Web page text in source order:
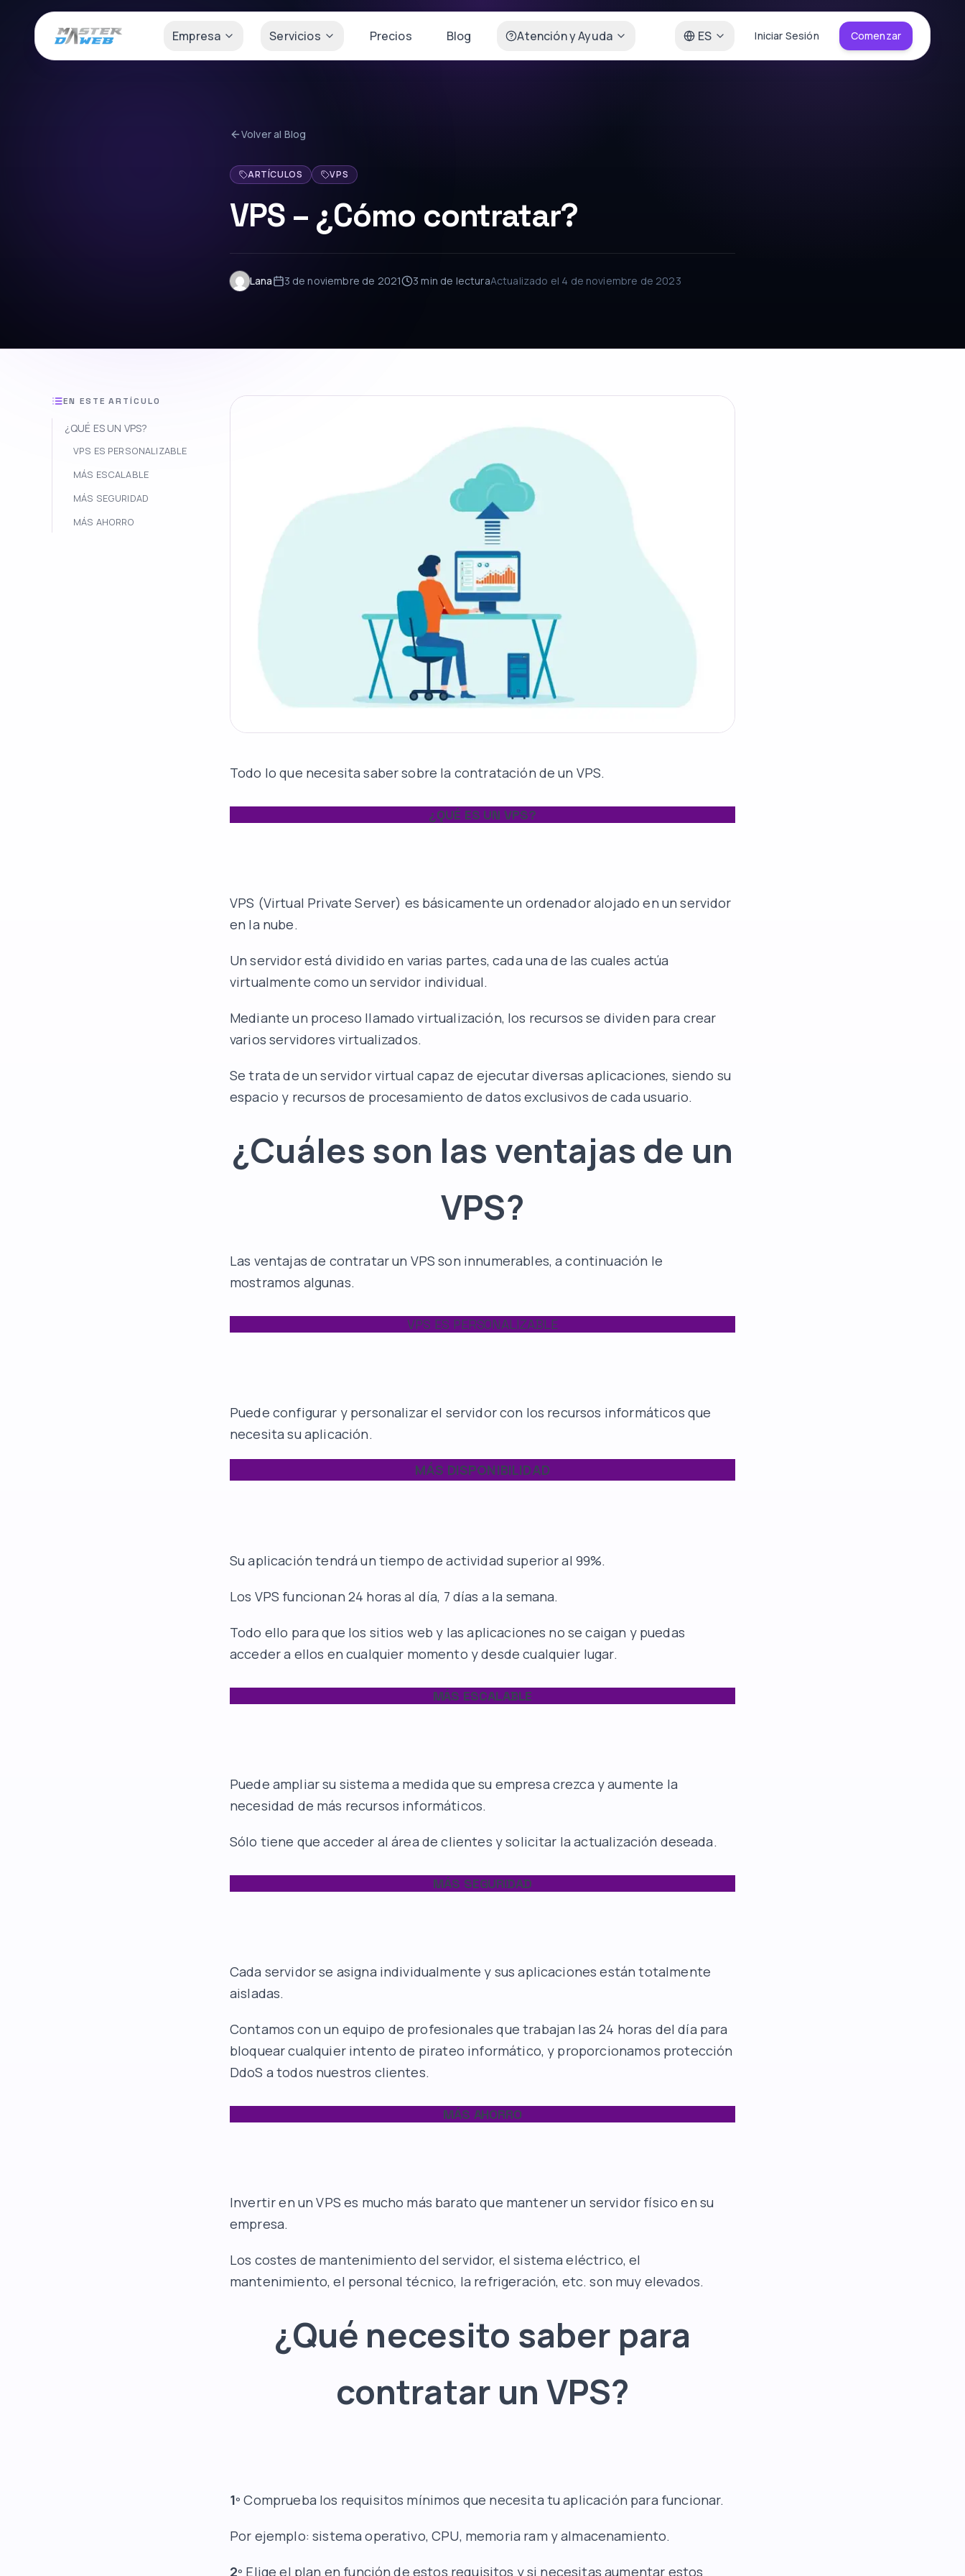
Empresa Servicios Precios Blog Atención y Ayuda ES Iniciar Sesión Comenzar
Volver al Blog
ARTÍCULOS VPS
VPS – ¿Cómo contratar?
Lana 3 de noviembre de 2021 3 min de lecturaActualizado el 4 de noviembre de 2023
EN ESTE ARTÍCULO
¿QUÉ ES UN VPS?
VPS ES PERSONALIZABLE
MÁS ESCALABLE
MÁS SEGURIDAD
MÁS AHORRO
Todo lo que necesita saber sobre la contratación de un VPS.
¿QUÉ ES UN VPS?
VPS (Virtual Private Server) es básicamente un ordenador alojado en un servidor
en la nube.
Un servidor está dividido en varias partes, cada una de las cuales actúa
virtualmente como un servidor individual.
Mediante un proceso llamado virtualización, los recursos se dividen para crear
varios servidores virtualizados.
Se trata de un servidor virtual capaz de ejecutar diversas aplicaciones, siendo su
espacio y recursos de procesamiento de datos exclusivos de cada usuario.
¿Cuáles son las ventajas de un
VPS?
Las ventajas de contratar un VPS son innumerables, a continuación le
mostramos algunas.
VPS ES PERSONALIZABLE
Puede configurar y personalizar el servidor con los recursos informáticos que
necesita su aplicación.
MÁS DISPONIBILIDAD
Su aplicación tendrá un tiempo de actividad superior al 99%.
Los VPS funcionan 24 horas al día, 7 días a la semana.
Todo ello para que los sitios web y las aplicaciones no se caigan y puedas
acceder a ellos en cualquier momento y desde cualquier lugar.
MÁS ESCALABLE
Puede ampliar su sistema a medida que su empresa crezca y aumente la
necesidad de más recursos informáticos.
Sólo tiene que acceder al área de clientes y solicitar la actualización deseada.
MÁS SEGURIDAD
Cada servidor se asigna individualmente y sus aplicaciones están totalmente
aisladas.
Contamos con un equipo de profesionales que trabajan las 24 horas del día para
bloquear cualquier intento de pirateo informático, y proporcionamos protección
DdoS a todos nuestros clientes.
MÁS AHORRO
Invertir en un VPS es mucho más barato que mantener un servidor físico en su
empresa.
Los costes de mantenimiento del servidor, el sistema eléctrico, el
mantenimiento, el personal técnico, la refrigeración, etc. son muy elevados.
¿Qué necesito saber para
contratar un VPS?
1º Comprueba los requisitos mínimos que necesita tu aplicación para funcionar.
Por ejemplo: sistema operativo, CPU, memoria ram y almacenamiento.
2º Elige el plan en función de estos requisitos y si necesitas aumentar estos